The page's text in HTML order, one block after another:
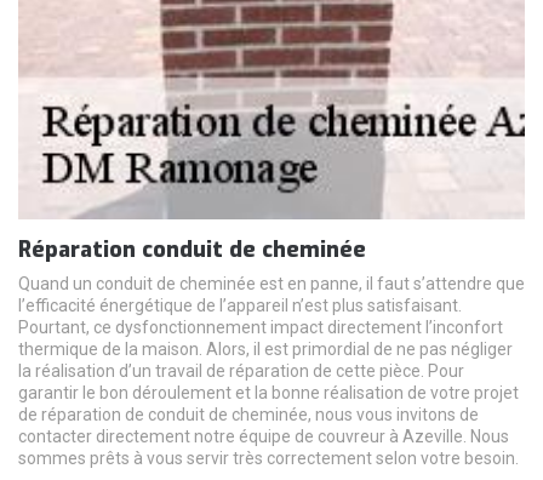
Réparation conduit de cheminée
Quand un conduit de cheminée est en panne, il faut s’attendre que
l’efficacité énergétique de l’appareil n’est plus satisfaisant.
Pourtant, ce dysfonctionnement impact directement l’inconfort
thermique de la maison. Alors, il est primordial de ne pas négliger
la réalisation d’un travail de réparation de cette pièce. Pour
garantir le bon déroulement et la bonne réalisation de votre projet
de réparation de conduit de cheminée, nous vous invitons de
contacter directement notre équipe de couvreur à Azeville. Nous
sommes prêts à vous servir très correctement selon votre besoin.